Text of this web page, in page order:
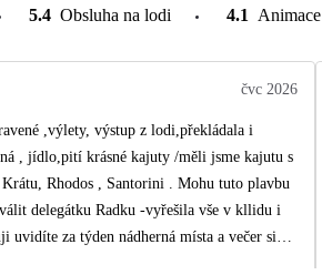
5.4 Obsluha na lodi 4.1 Animace
čvc 2026
,výlety, výstup z lodi,překládala i
Rhodos , Santorini . Mohu tuto plavbu
delegátku Radku -vyřešila vše v kllidu i
za týden nádherná místa a večer si